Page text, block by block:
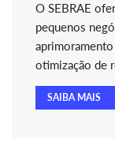
O SEBRAE
pequenos
otimização de
SAIBA MAIS